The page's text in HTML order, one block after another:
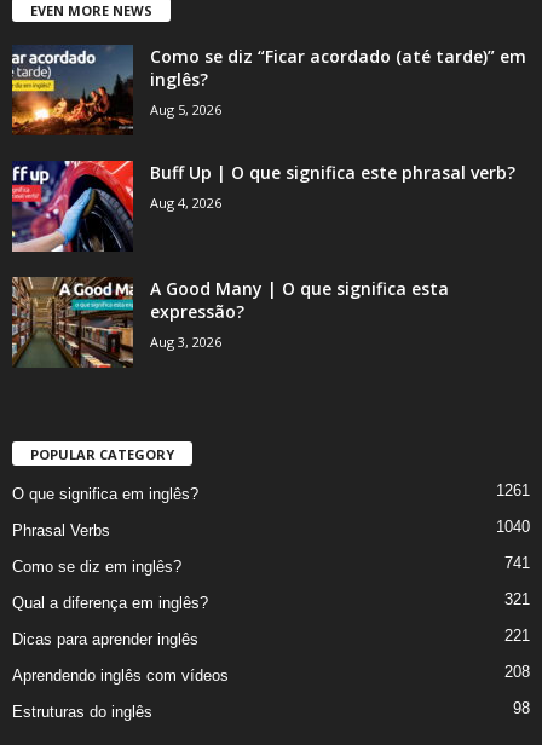
EVEN MORE NEWS
Como se diz “Ficar acordado (até tarde)” em
inglês?
Aug 5, 2026
Buff Up | O que significa este phrasal verb?
Aug 4, 2026
A Good Many | O que significa esta
expressão?
Aug 3, 2026
POPULAR CATEGORY
O que significa em inglês? 1261
Phrasal Verbs 1040
Como se diz em inglês? 741
Qual a diferença em inglês? 321
Dicas para aprender inglês 221
Aprendendo inglês com vídeos 208
Estruturas do inglês 98